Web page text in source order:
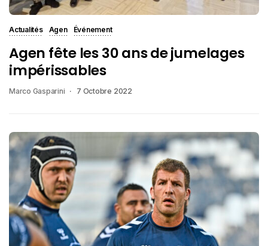
Actualités Agen Événement
Agen fête les 30 ans de jumelages
impérissables
Marco Gasparini 7 Octobre 2022